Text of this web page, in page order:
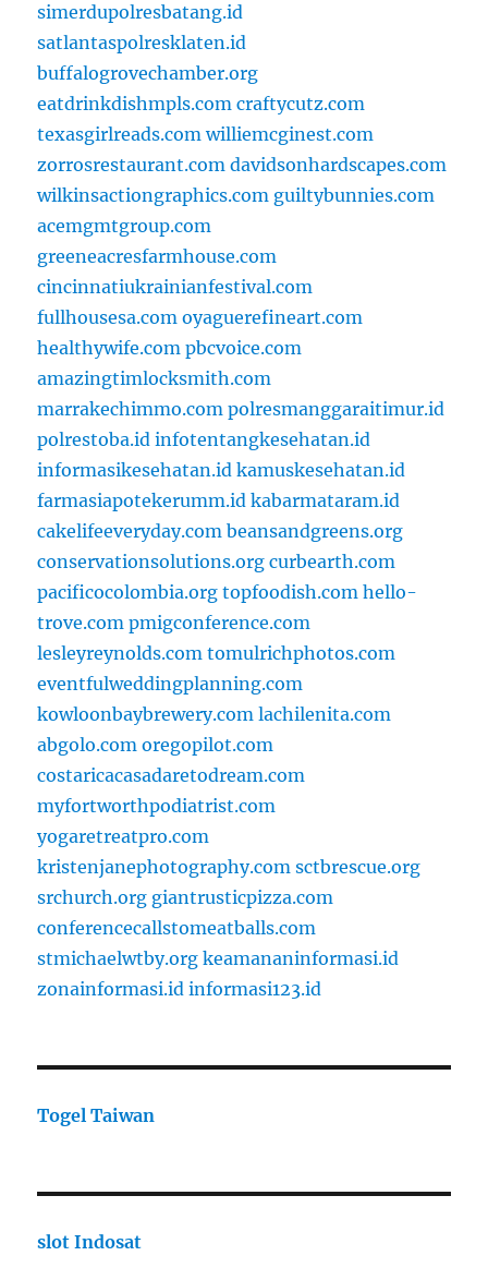
simerdupolresbatang.id
satlantaspolresklaten.id
buffalogrovechamber.org
eatdrinkdishmpls.com craftycutz.com
texasgirlreads.com williemcginest.com
zorrosrestaurant.com davidsonhardscapes.com
wilkinsactiongraphics.com guiltybunnies.com
acemgmtgroup.com
greeneacresfarmhouse.com
cincinnatiukrainianfestival.com
fullhousesa.com oyaguerefineart.com
healthywife.com pbcvoice.com
amazingtimlocksmith.com
marrakechimmo.com polresmanggaraitimur.id
polrestoba.id infotentangkesehatan.id
informasikesehatan.id kamuskesehatan.id
farmasiapotekerumm.id kabarmataram.id
cakelifeeveryday.com beansandgreens.org
conservationsolutions.org curbearth.com
pacificocolombia.org topfoodish.com hello-
trove.com pmigconference.com
lesleyreynolds.com tomulrichphotos.com
eventfulweddingplanning.com
kowloonbaybrewery.com lachilenita.com
abgolo.com oregopilot.com
costaricacasadaretodream.com
myfortworthpodiatrist.com
yogaretreatpro.com
kristenjanephotography.com sctbrescue.org
srchurch.org giantrusticpizza.com
conferencecallstomeatballs.com
stmichaelwtby.org keamananinformasi.id
zonainformasi.id informasi123.id
Togel Taiwan
slot Indosat